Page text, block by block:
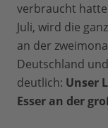
verbraucht
Juli, wird die
an der
Deutschland
deutlich: Unser
Esser an der